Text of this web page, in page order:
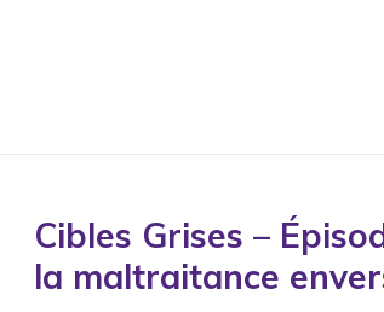
Cibles Grises –
la maltraitance